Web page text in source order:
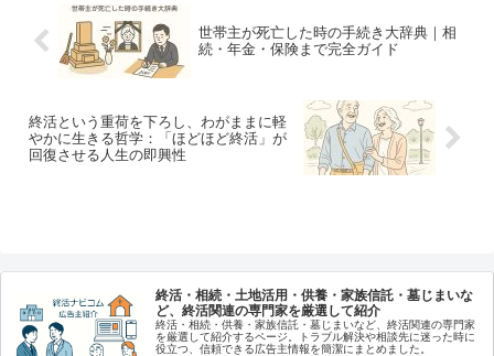
世帯主が死亡した時の手続き大辞典｜相
続・年金・保険まで完全ガイド
終活という重荷を下ろし、わがままに軽
やかに生きる哲学：「ほどほど終活」が
回復させる人生の即興性
終活・相続・土地活用・供養・家族信託・墓じまいな
ど、終活関連の専門家を厳選して紹介
終活・相続・供養・家族信託・墓じまいなど、終活関連の専門家
を厳選して紹介するページ。トラブル解決や相談先に迷った時に
役立つ、信頼できる広告主情報を簡潔にまとめました。